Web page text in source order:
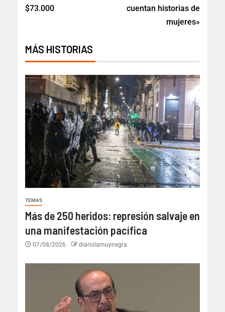
$73.000
cuentan historias de
mujeres»
MÁS HISTORIAS
TEMAS
Más de 250 heridos: represión salvaje en
una manifestación pacífica
07/08/2026 diariolamuynegra